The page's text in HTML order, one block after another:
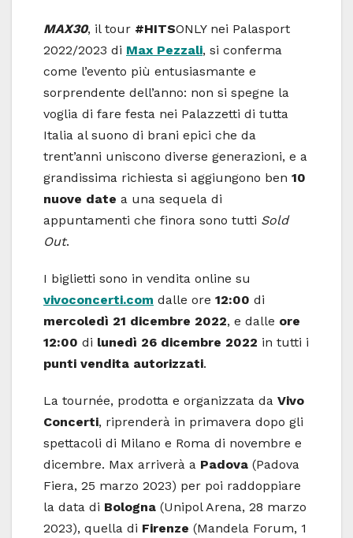
MAX30, il tour #HITSONLY nei Palasport
2022/2023 di Max Pezzali, si conferma
come l’evento più entusiasmante e
sorprendente dell’anno: non si spegne la
voglia di fare festa nei Palazzetti di tutta
Italia al suono di brani epici che da
trent’anni uniscono diverse generazioni, e a
grandissima richiesta si aggiungono ben 10
nuove date a una sequela di
appuntamenti che finora sono tutti Sold
Out.
I biglietti sono in vendita online su
vivoconcerti.com dalle ore 12:00 di
mercoledì 21 dicembre 2022, e dalle ore
12:00 di lunedì 26 dicembre 2022 in tutti i
punti vendita autorizzati.
La tournée, prodotta e organizzata da Vivo
Concerti, riprenderà in primavera dopo gli
spettacoli di Milano e Roma di novembre e
dicembre. Max arriverà a Padova (Padova
Fiera, 25 marzo 2023) per poi raddoppiare
la data di Bologna (Unipol Arena, 28 marzo
2023), quella di Firenze (Mandela Forum, 1